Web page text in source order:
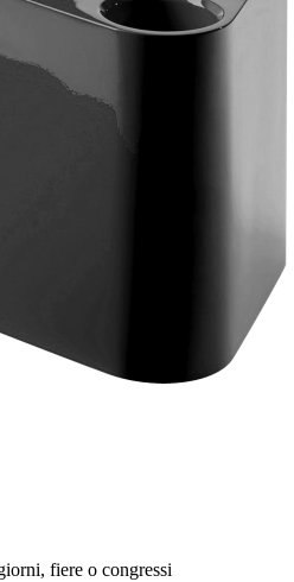
fiere o congressi